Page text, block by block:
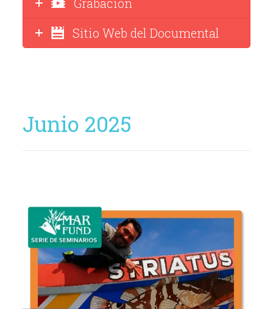
Grabación
Sitio Web del Documental
Junio 2025